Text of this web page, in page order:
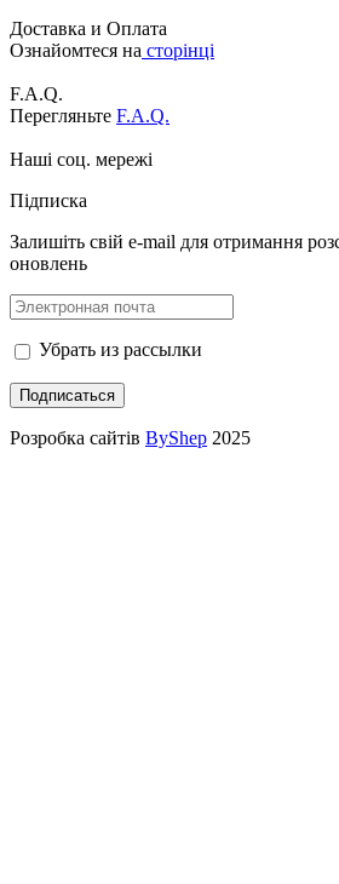
Доставка и Оплата
Ознайомтеся на сторінці
F.A.Q.
Перегляньте F.A.Q.
Наші соц. мережі
Підписка
Залишіть свій e-mail для отримання
оновлень
Убрать из рассылки
Розробка сайтів ByShep 2025